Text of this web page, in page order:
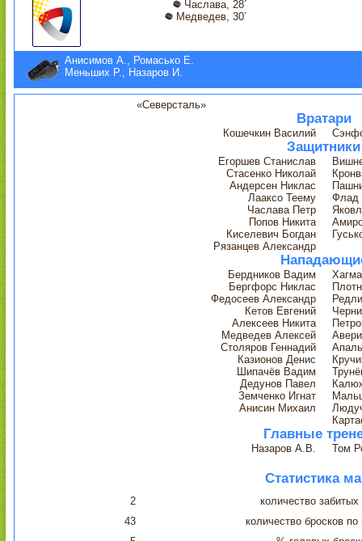
Часлава, 28´
Медведев, 30´
Анисимов А., Ромасько Е.
Меньших Р., Назаров И.
«Северсталь»
Вратари
Кошечкин Василий
Защитники
Егоршев Станислав
Стасенко Николай
Андерсен Никлас
Лааксо Теему
Флад
Часлава Петр
Попов Никита
Киселевич Богдан
Рязанцев Александр
Бердников Вадим
Бергфорс Никлас
Федосеев Александр
Кетов Евгений
Алексеев Никита
Медведев Алексей
Столяров Геннадий
Казионов Денис
Шипачёв Вадим
Дедунов Павел
Земченко Игнат
Анисин Михаил
Главные
Назаров А.В. Том
Статистика
2
количество
43
количество бросков по